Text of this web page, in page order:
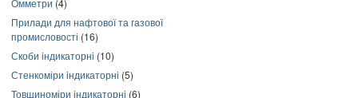
Омметри (4)
Прилади для нафтової та газової
промисловості (16)
Скоби індикаторні (10)
Стенкоміри індикаторні (5)
Товщиноміри індикаторні (6)